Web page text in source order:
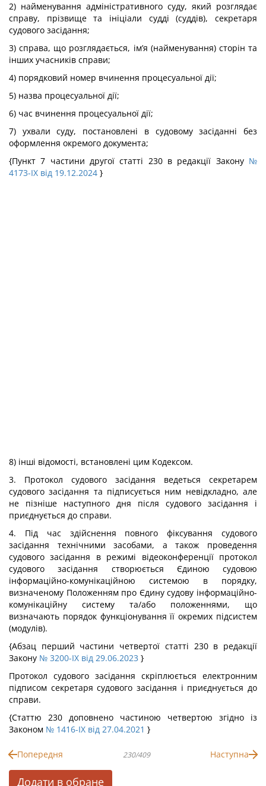
2) найменування адміністративного суду, який розглядає
справу, прізвище та ініціали судді (суддів), секретаря
судового засідання;
3) справа, що розглядається, ім’я (найменування) сторін та
інших учасників справи;
4) порядковий номер вчинення процесуальної дії;
5) назва процесуальної дії;
6) час вчинення процесуальної дії;
7) ухвали суду, постановлені в судовому засіданні без
оформлення окремого документа;
{Пункт 7 частини другої статті 230 в редакції Закону №
4173-IX від 19.12.2024 }
8) інші відомості, встановлені цим Кодексом.
3. Протокол судового засідання ведеться секретарем
судового засідання та підписується ним невідкладно, але
не пізніше наступного дня після судового засідання і
приєднується до справи.
4. Під час здійснення повного фіксування судового
засідання технічними засобами, а також проведення
судового засідання в режимі відеоконференції протокол
судового засідання створюється Єдиною судовою
інформаційно-комунікаційною системою в порядку,
визначеному Положенням про Єдину судову інформаційно-
комунікаційну систему та/або положеннями, що
визначають порядок функціонування її окремих підсистем
(модулів).
{Абзац перший частини четвертої статті 230 в редакції
Закону № 3200-IX від 29.06.2023 }
Протокол судового засідання скріплюється електронним
підписом секретаря судового засідання і приєднується до
справи.
{Статтю 230 доповнено частиною четвертою згідно із
Законом № 1416-IX від 27.04.2021 }
Попередня 230/409 Наступна
Додати в обране